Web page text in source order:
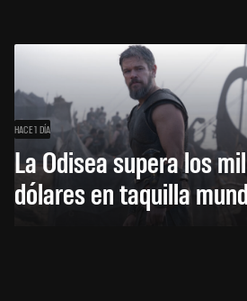
HACE 1 DÍA
La Odisea supera los
dólares en taquilla